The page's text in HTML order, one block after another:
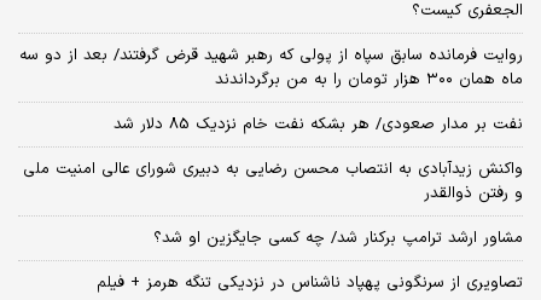
الجعفری کیست؟
روایت فرمانده سابق سپاه از پولی که رهبر شهید قرض گرفتند/ بعد از دو سه
ماه همان ۳۰۰ هزار تومان را به من برگرداندند
نفت بر مدار صعودی/ هر بشکه نفت خام نزدیک 85 دلار شد
واکنش زیدآبادی به انتصاب محسن رضایی به دبیری شورای عالی امنیت ملی
و رفتن ذوالقدر
مشاور ارشد ترامپ برکنار شد/ چه کسی جایگزین او شد؟
تصاویری از سرنگونی پهپاد ناشناس در نزدیکی تنگه هرمز + فیلم